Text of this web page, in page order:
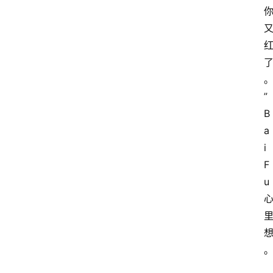
你
又
红
了
。
”
B
a
i
F
u
心
里
想
。